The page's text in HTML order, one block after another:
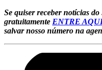
Se quiser receber notícias
gratuitamente ENTRE
salvar nosso número na